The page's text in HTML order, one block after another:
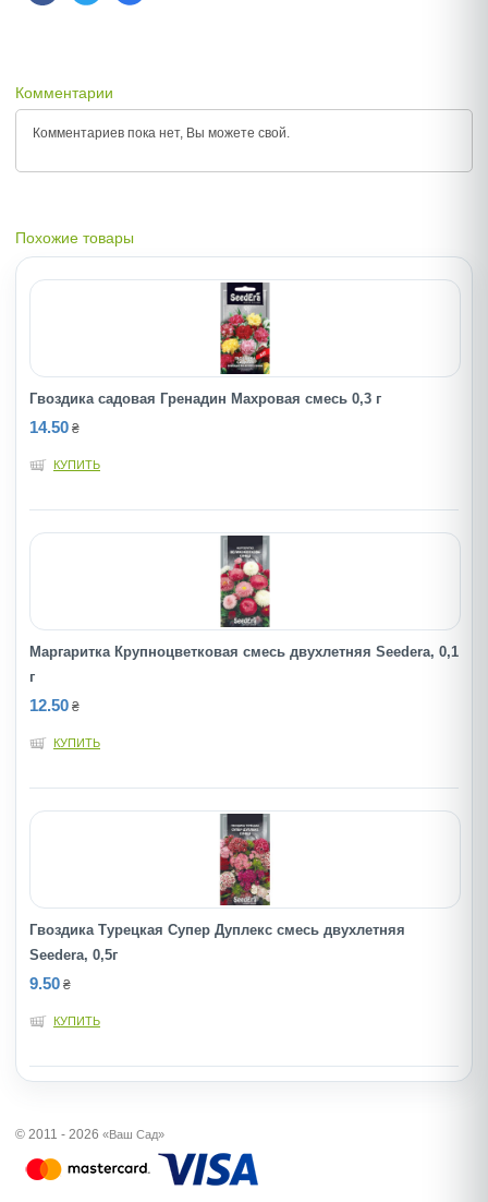
Комментарии
Комментариев пока нет, Вы можете свой.
Похожие товары
Гвоздика садовая Гренадин Махровая смесь 0,3 г
14.50 ₴
КУПИТЬ
Маргаритка Крупноцветковая смесь двухлетняя Seedera, 0,1
г
12.50 ₴
КУПИТЬ
Гвоздика Турецкая Супер Дуплекс смесь двухлетняя
Seedera, 0,5г
9.50 ₴
КУПИТЬ
© 2011 - 2026 «Ваш Сад»